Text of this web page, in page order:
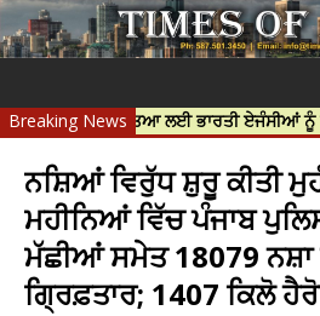
Breaking News
ਦੀ ਹੱਤਿਆ ਲਈ ਭਾਰਤੀ ਏਜੰਸੀਆਂ ਨੂੰ ਜ਼ਿੰਮੇਵਾਰ
ਨਸ਼ਿਆਂ ਵਿਰੁੱਧ ਸ਼ੁਰੂ ਕੀਤੀ
ਮਹੀਨਿਆਂ ਵਿੱਚ ਪੰਜਾਬ
ਮੱਛੀਆਂ ਸਮੇਤ 18079
ਗ੍ਰਿਫ਼ਤਾਰ; 1407 ਕਿਲੋ